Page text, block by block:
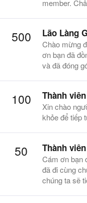
member.
500 Lão Làng
Chào mừng
ơn bạn đã
và đã đóng
100 Thành
Xin chào
khỏe để tiếp
50 Thành
Cám ơn bạn
đã đi cùng
chúng ta sẽ